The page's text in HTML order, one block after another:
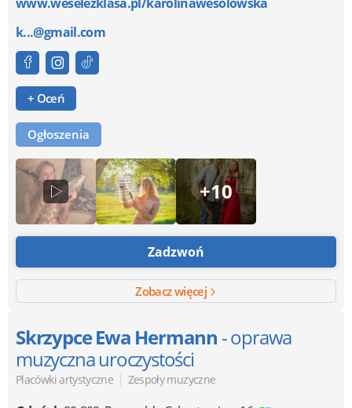
www.weselezklasa.pl/karolinawesolowska
k...@gmail.com
+ Oceń
Ogłoszenia
+10
Zadzwoń
Zobacz więcej
Skrzypce Ewa Hermann - oprawa
muzyczna uroczystości
Placówki artystyczne | Zespoły muzyczne